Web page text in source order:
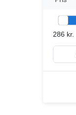
286 kr.